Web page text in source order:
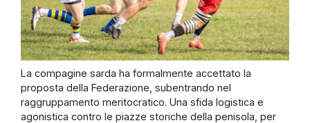
La compagine sarda ha formalmente accettato la
proposta della Federazione, subentrando nel
raggruppamento meritocratico. Una sfida logistica e
agonistica contro le piazze storiche della penisola, per